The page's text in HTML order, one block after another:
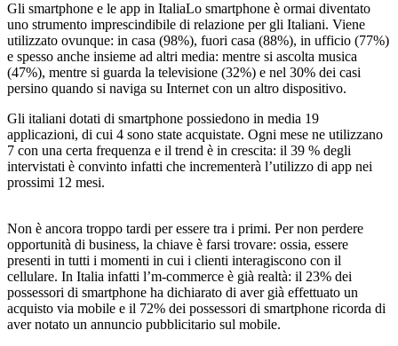
Gli smartphone e le app in ItaliaLo smartphone è ormai diventato
uno strumento imprescindibile di relazione per gli Italiani. Viene
utilizzato ovunque: in casa (98%), fuori casa (88%), in ufficio (77%)
e spesso anche insieme ad altri media: mentre si ascolta musica
(47%), mentre si guarda la televisione (32%) e nel 30% dei casi
persino quando si naviga su Internet con un altro dispositivo.
Gli italiani dotati di smartphone possiedono in media 19
applicazioni, di cui 4 sono state acquistate. Ogni mese ne utilizzano
7 con una certa frequenza e il trend è in crescita: il 39 % degli
intervistati è convinto infatti che incrementerà l’utilizzo di app nei
prossimi 12 mesi.
Non è ancora troppo tardi per essere tra i primi. Per non perdere
opportunità di business, la chiave è farsi trovare: ossia, essere
presenti in tutti i momenti in cui i clienti interagiscono con il
cellulare. In Italia infatti l’m-commerce è già realtà: il 23% dei
possessori di smartphone ha dichiarato di aver già effettuato un
acquisto via mobile e il 72% dei possessori di smartphone ricorda di
aver notato un annuncio pubblicitario sul mobile.